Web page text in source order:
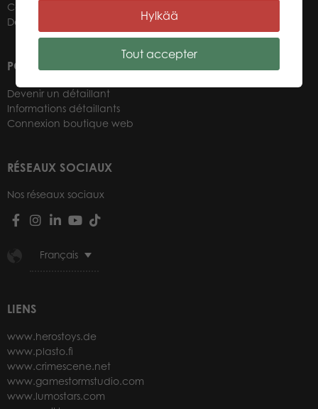
Contacts
Détaillants
POUR NOS DÉTAILLANTS
Devenir un détaillant
Informations détaillants
Connexion boutique web
RÉSEAUX SOCIAUX
Nos réseaux sociaux
Français
LIENS
www.herostoys.de
www.plasto.fi
www.crimescene.net
www.gamestormstudio.com
www.lumostars.com
Hylkää
Tout accepter